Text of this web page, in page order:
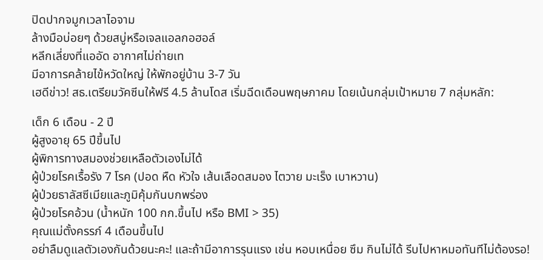
ปิดปากจมูกเวลาไอจาม
ล้างมือบ่อยๆ ด้วยสบู่หรือเจลแอลกอฮอล์
หลีกเลี่ยงที่แออัด อากาศไม่ถ่ายเท
มีอาการคล้ายไข้หวัดใหญ่ ให้พักอยู่บ้าน 3-7 วัน
เฮดีข่าว! สธ.เตรียมวัคซีนให้ฟรี 4.5 ล้านโดส เริ่มฉีดเดือนพฤษภาคม โดยเน้นกลุ่มเป้าหมาย 7 กลุ่มหลัก:
เด็ก 6 เดือน - 2 ปี
ผู้สูงอายุ 65 ปีขึ้นไป
ผู้พิการทางสมองช่วยเหลือตัวเองไม่ได้
ผู้ป่วยโรคเรื้อรัง 7 โรค (ปอด หืด หัวใจ เส้นเลือดสมอง ไตวาย มะเร็ง เบาหวาน)
ผู้ป่วยธาลัสซีเมียและภูมิคุ้มกันบกพร่อง
ผู้ป่วยโรคอ้วน (น้ำหนัก 100 กก.ขึ้นไป หรือ BMI > 35)
คุณแม่ตั้งครรภ์ 4 เดือนขึ้นไป
อย่าลืมดูแลตัวเองกันด้วยนะคะ! และถ้ามีอาการรุนแรง เช่น หอบเหนื่อย ซึม กินไม่ได้ รีบไปหาหมอทันทีไม่ต้องรอ!